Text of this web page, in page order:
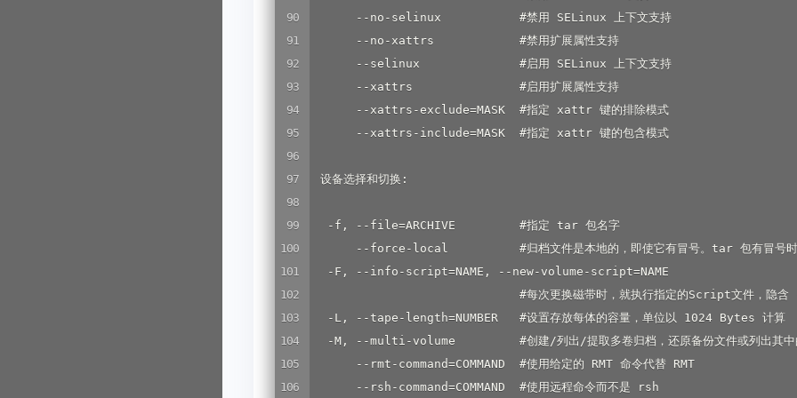
      --no-selinux           #禁用 SELinux 上下文支持
      --no-xattrs            #禁用扩展属性支持
      --selinux              #启用 SELinux 上下文支持
      --xattrs               #启用扩展属性支持
      --xattrs-exclude=MASK  #指定 xattr 键的排除模式
      --xattrs-include=MASK  #指定 xattr 键的包含模式
设备选择和切换:
  -f, --file=ARCHIVE         #指定 tar 包名字
--force-local          #归档文件是本地的，即使它有冒号。tar 包有冒号时
  -F, --info-script=NAME, --new-volume-script=NAME
#每次更换磁带时，就执行指定的Script文件，隐含
  -L, --tape-length=NUMBER   #设置存放每体的容量，单位以 1024 Bytes 计算
-M, --multi-volume         #创建/列出/提取多卷归档，还原备份文件或列出其中
      --rmt-command=COMMAND  #使用给定的 RMT 命令代替 RMT
      --rsh-command=COMMAND  #使用远程命令而不是 rsh